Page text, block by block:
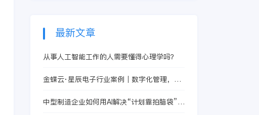
高效、公平。
最新文章
从事人工智能工作的人需要懂得心理学吗？
金蝶云·星辰电子行业案例｜数字化管理，让
中型制造企业如何用AI解决“计划靠拍脑袋”的